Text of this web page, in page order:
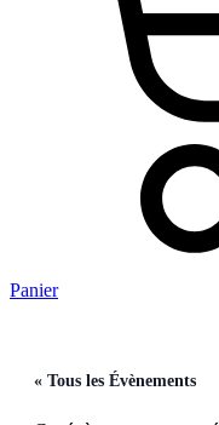
Panier
« Tous les Évènements